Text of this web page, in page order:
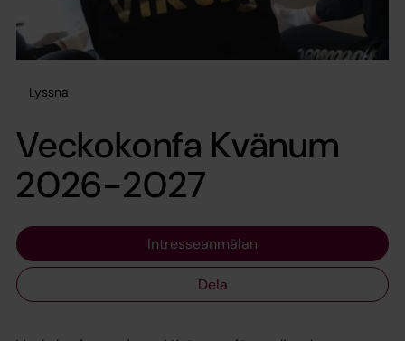
Lyssna
Veckokonfa Kvänum
2026-2027
Intresseanmälan
Dela